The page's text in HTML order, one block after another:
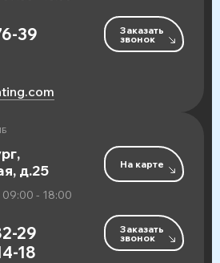
39 Заказать
звонок
д.25
- 18:00
На карте
29
18
Заказать
звонок